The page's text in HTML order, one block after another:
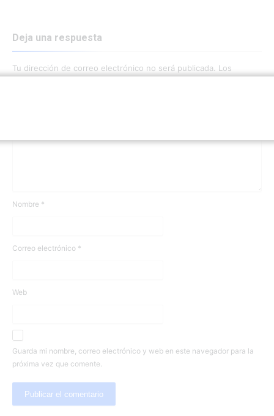
Deja una respuesta
Tu dirección de correo electrónico no será publicada.
Los
Nombre *
Correo electrónico *
Web
Guarda mi nombre, correo electrónico y web en este navegador para la
próxima vez que comente.